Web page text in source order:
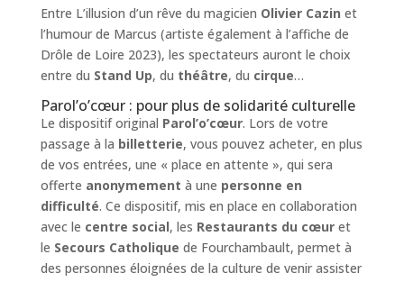
Entre L’illusion d’un rêve du magicien Olivier Cazin et
l’humour de Marcus (artiste également à l’affiche de
Drôle de Loire 2023), les spectateurs auront le choix
entre du Stand Up, du théâtre, du cirque…
Parol’o’cœur : pour plus de solidarité culturelle
Le dispositif original Parol’o’cœur. Lors de votre
passage à la billetterie, vous pouvez acheter, en plus
de vos entrées, une « place en attente », qui sera
offerte anonymement à une personne en
difficulté. Ce dispositif, mis en place en collaboration
avec le centre social, les Restaurants du cœuret
le Secours Catholique de Fourchambault, permet à
des personnes éloignées de la culture de venir assister